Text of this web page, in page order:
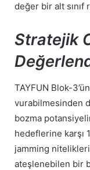
değer bir alt sınıf
Stratejik
TAYFUN Blok-
vurabilmesinden
bozma
hedeflerine karşı
jamming
ateşlenebilen bir